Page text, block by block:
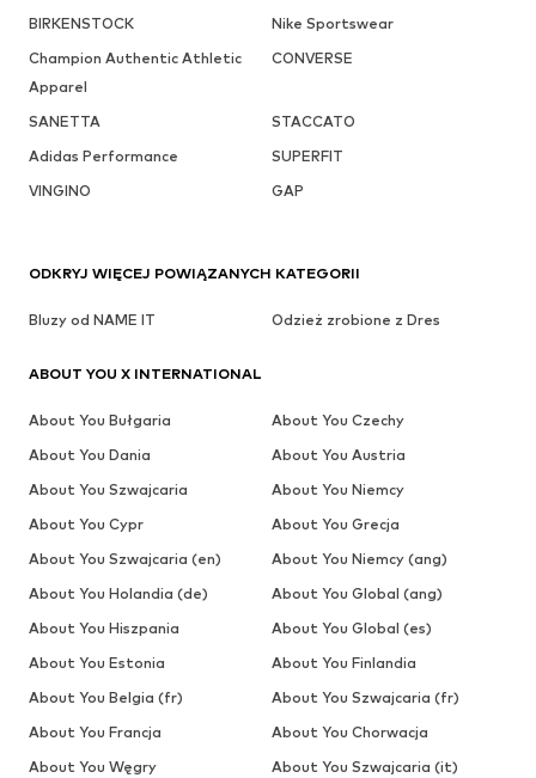
BIRKENSTOCK
Nike Sportswear
Champion Authentic Athletic
Apparel
CONVERSE
SANETTA
STACCATO
Adidas Performance
SUPERFIT
VINGINO
GAP
ODKRYJ WIĘCEJ POWIĄZANYCH KATEGORII
Bluzy od NAME IT Odzież zrobione z Dres
ABOUT YOU X INTERNATIONAL
About You Bułgaria
About You Czechy
About You Dania
About You Austria
About You Szwajcaria
About You Niemcy
About You Cypr
About You Grecja
About You Szwajcaria (en)
About You Niemcy (ang)
About You Holandia (de)
About You Global (ang)
About You Hiszpania
About You Global (es)
About You Estonia
About You Finlandia
About You Belgia (fr)
About You Szwajcaria (fr)
About You Francja
About You Chorwacja
About You Węgry
About You Szwajcaria (it)